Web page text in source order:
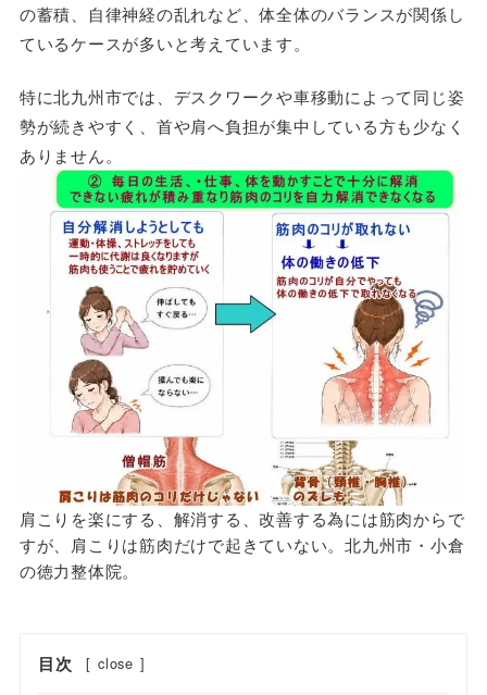
の蓄積、自律神経の乱れなど、体全体のバランスが関係し
ているケースが多いと考えています。
特に北九州市では、デスクワークや車移動によって同じ姿
勢が続きやすく、首や肩へ負担が集中している方も少なく
ありません。
肩こりを楽にする、解消する、改善する為には筋肉からで
すが、肩こりは筋肉だけで起きていない。北九州市・小倉
の徳力整体院。
目次 [ close ]